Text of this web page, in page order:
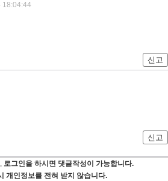
18:04:44
신고
신고
로그인을 하시면 댓글작성이 가능합니다.
개인정보를 전혀 받지 않습니다.